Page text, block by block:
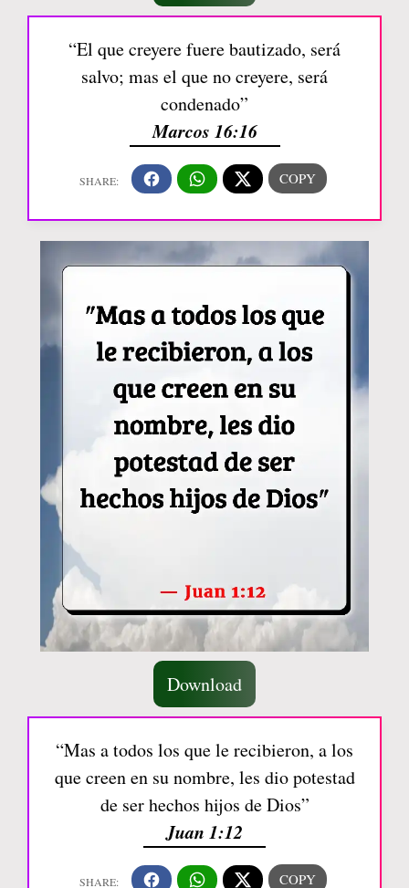
“El que creyere fuere bautizado, será
salvo; mas el que no creyere, será
condenado”
Marcos 16:16
Download
“Mas a todos los que le recibieron, a los
que creen en su nombre, les dio potestad
de ser hechos hijos de Dios”
Juan 1:12